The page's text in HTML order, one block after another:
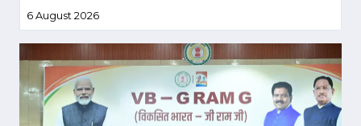
MILK BANK)" की घोषणा
6 August 2026